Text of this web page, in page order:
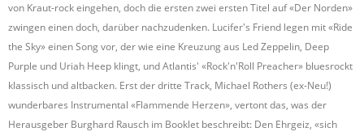
von Kraut-rock eingehen, doch die ersten zwei ersten Titel auf «Der Norden»
zwingen einen doch, darüber nachzudenken. Lucifer's Friend legen mit «Ride
the Sky» einen Song vor, der wie eine Kreuzung aus Led Zeppelin, Deep
Purple und Uriah Heep klingt, und Atlantis' «Rock'n'Roll Preacher» bluesrockt
klassisch und altbacken. Erst der dritte Track, Michael Rothers (ex-Neu!)
wunderbares Instrumental «Flammende Herzen», vertont das, was der
Herausgeber Burghard Rausch im Booklet beschreibt: Den Ehrgeiz, «sich